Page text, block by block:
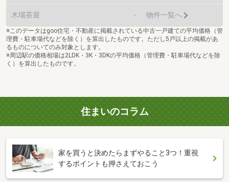
木場茶屋 - 物件一覧へ
※このデータはgoo住宅・不動産に掲載されている中古一戸建ての平均価格（管
理費・駐車場代などを除く）を算出したものです。ただし5戸以上の掲載があ
るものについてのみ対象とします。
※周辺駅の価格相場は2LDK・3K・3DKの平均価格（管理費・駐車場代などを除
く）を算出したものです。
住まいのコラム
家を買うと決めたらまずやること3つ！重視
するポイントも押さえておこう